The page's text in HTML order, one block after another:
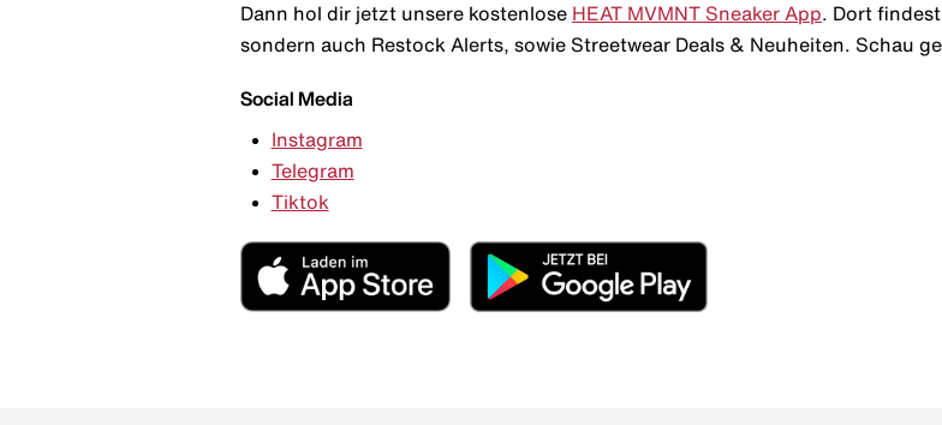
Dann hol dir jetzt unsere kostenlose HEAT MVMNT Sneaker App . Dort
sondern auch Restock Alerts, sowie Streetwear Deals & Neuheiten. Schau
Social Media
Instagram
Telegram
Tiktok